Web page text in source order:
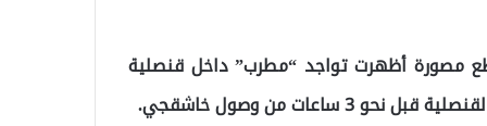
مصورة أظهرت تواجد “مطرب” داخل قنصلية
من وصول خاشقجي.